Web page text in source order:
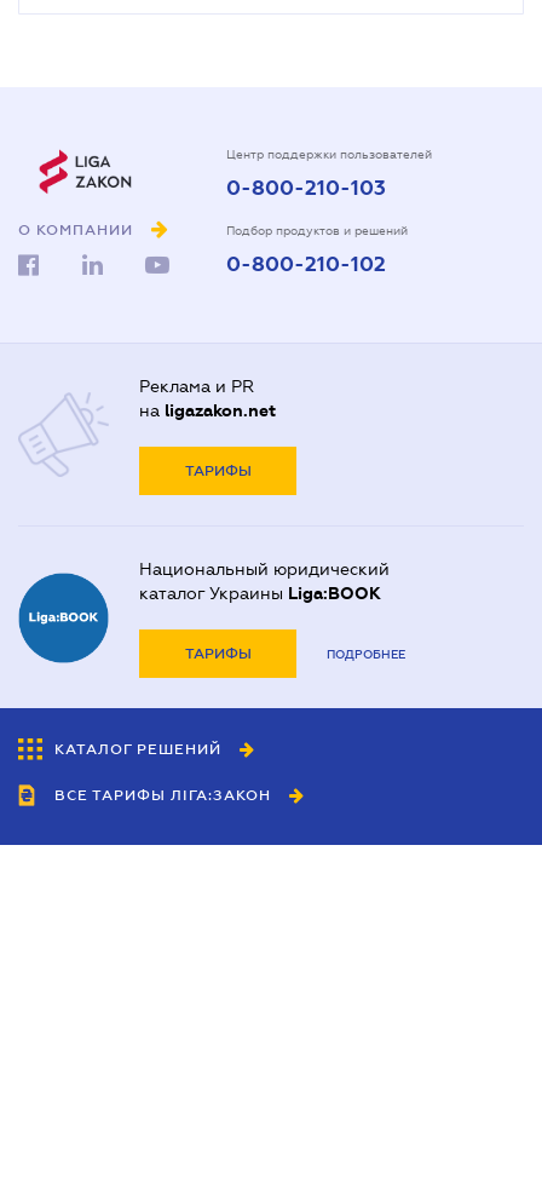
О КОМПАНИИ
Центр поддержки пользователей
0-800-210-103
Подбор продуктов и решений
0-800-210-102
Реклама и PR
на ligazakon.net
ТАРИФЫ
Национальный юридический
каталог Украины Liga:BOOK
ТАРИФЫ ПОДРОБНЕЕ
КАТАЛОГ РЕШЕНИЙ
ВСЕ ТАРИФЫ ЛІГА:ЗАКОН